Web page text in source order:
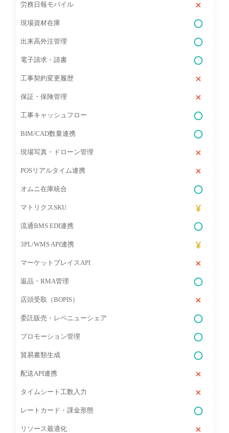
労務日報モバイル
現場資材在庫
出来高外注管理
電子請求・請書
工事契約変更履歴
保証・保険管理
工事キャッシュフロー
BIM/CAD数量連携
現場写真・ドローン管理
POSリアルタイム連携
オムニ在庫統合
マトリクスSKU
流通BMS EDI連携
3PL/WMS API連携
マーケットプレイスAPI
返品・RMA管理
店頭受取（BOPIS）
委託販売・レベニューシェア
プロモーション管理
貿易書類生成
配送API連携
タイムシート工数入力
レートカード・課金形態
リソース最適化